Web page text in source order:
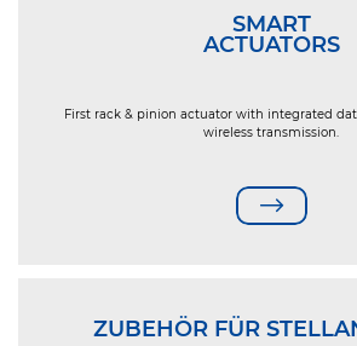
SMART
ACTUATORS
First rack & pinion actuator with integrated
wireless transmission.
ZUBEHÖR FÜR